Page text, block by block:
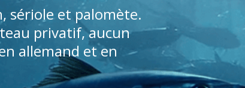
sériole et palomète.
privatif, aucun
allemand et en